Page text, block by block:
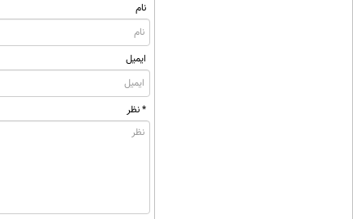
نام
ایمیل
* نظر